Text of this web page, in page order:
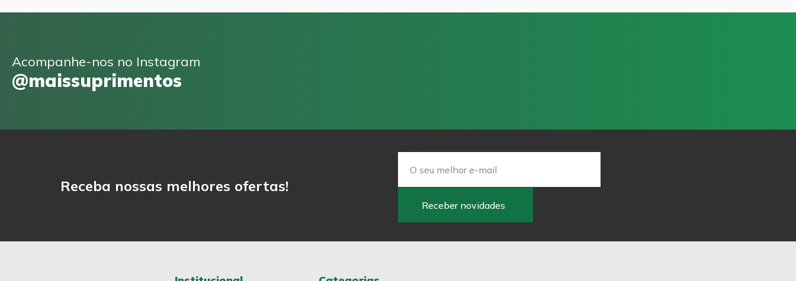
Acompanhe-nos no Instagram
@maissuprimentos
Receba nossas melhores ofertas!
Receber novidades